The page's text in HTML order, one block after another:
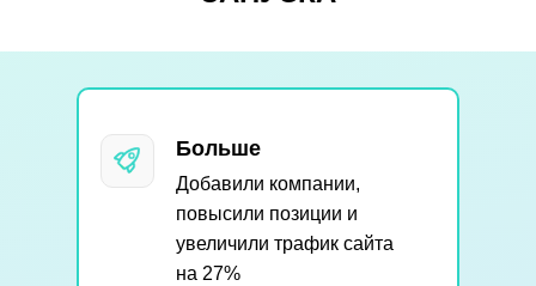
Больше
Добавили компании,
повысили позиции и
увеличили трафик сайта
на 27%